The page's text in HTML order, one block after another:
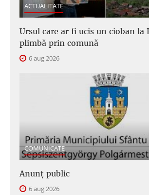
ACTUALITATE
Ursul care ar fi ucis un cioban la
plimbă prin comună
6 aug 2026
COMUNICATE
Anunţ public
6 aug 2026